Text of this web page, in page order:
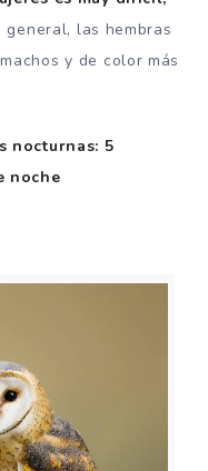
general, las hembras
y de color más
nocturnas: 5
noche